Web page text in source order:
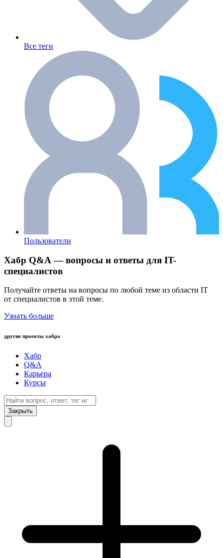
Все теги
Пользователи
Хабр Q&A — вопросы и ответы для IT-
специалистов
Получайте ответы на вопросы по любой теме из области IT
от специалистов в этой теме.
Узнать больше
другие проекты хабра
Хабр
Q&A
Карьера
Курсы
Закрыть